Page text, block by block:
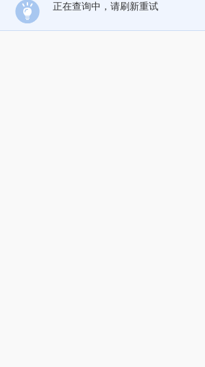
正在查询中，请刷新重试